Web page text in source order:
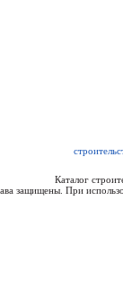
Каталог
защищены. При